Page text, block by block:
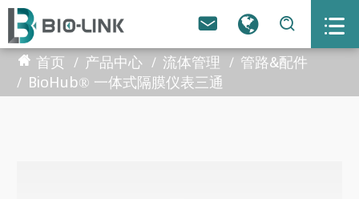
  
首页 产品中心 流体管理
管路&配件
BioHub® 一体式隔膜仪表三通